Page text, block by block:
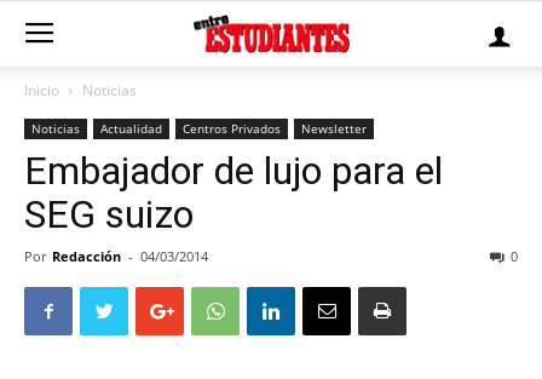
Inicio Noticias
Noticias Actualidad Centros Privados Newsletter
Embajador de lujo para el
SEG suizo
Por Redacción - 04/03/2014 0